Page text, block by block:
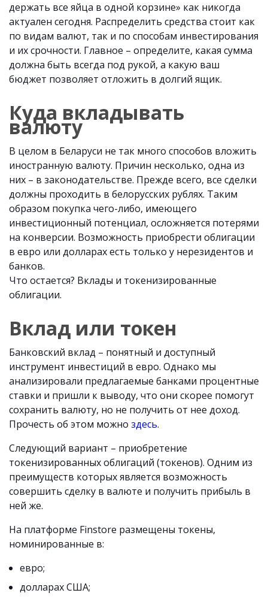
держать все яйца в одной корзине» как никогда
актуален сегодня. Распределить средства стоит как
по видам валют, так и по способам инвестирования
и их срочности. Главное – определите, какая сумма
должна быть всегда под рукой, а какую ваш
бюджет позволяет отложить в долгий ящик.
Куда вкладывать
валюту
В целом в Беларуси не так много способов вложить
иностранную валюту. Причин несколько, одна из
них – в законодательстве. Прежде всего, все сделки
должны проходить в белорусских рублях. Таким
образом покупка чего-либо, имеющего
инвестиционный потенциал, осложняется потерями
на конверсии. Возможность приобрести облигации
в евро или долларах есть только у нерезидентов и
банков.
Что остается? Вклады и токенизированные
облигации.
Вклад или токен
Банковский вклад – понятный и доступный
инструмент инвестиций в евро. Однако мы
анализировали предлагаемые банками процентные
ставки и пришли к выводу, что они скорее помогут
сохранить валюту, но не получить от нее доход.
Прочесть об этом можно здесь.
Следующий вариант – приобретение
токенизированных облигаций (токенов). Одним из
преимуществ которых является возможность
совершить сделку в валюте и получить прибыль в
ней же.
На платформе Finstore размещены токены,
номинированные в:
евро;
долларах США;